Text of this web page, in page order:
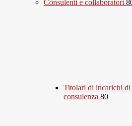
Consulenti e collaboratori
Titolari di incarichi di
consulenza 80